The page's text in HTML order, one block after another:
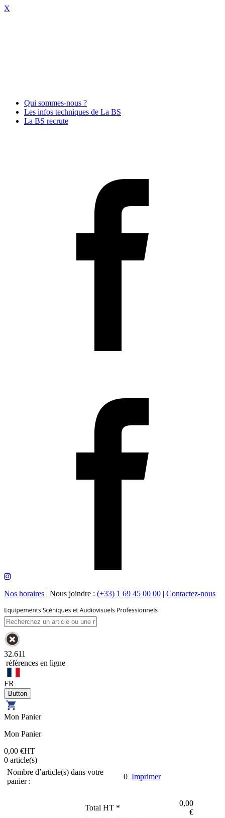
X
Qui sommes-nous ?
Les infos techniques de La BS
La BS recrute
Nos horaires | Nous joindre : (+33) 1 69 45 00 00 | Contactez-nous
32.611
références en ligne
FR
Mon Panier
Mon Panier
0,00 €HT
0 article(s)
Nombre d’article(s) dans votre
panier :
0 Imprimer
Total HT *
0,00
€